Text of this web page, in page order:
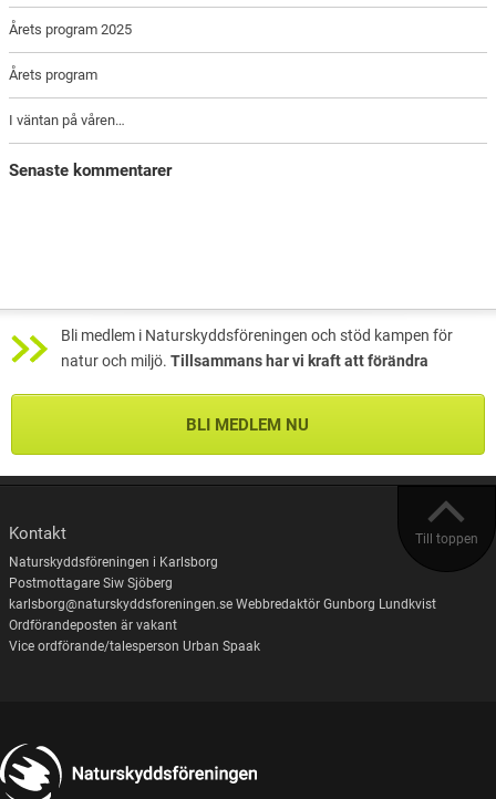
Årets program 2025
Årets program
I väntan på våren…
Senaste kommentarer
Bli medlem i Naturskyddsföreningen och stöd kampen för
natur och miljö. Tillsammans har vi kraft att förändra
BLI MEDLEM NU
Till toppen
Kontakt
Naturskyddsföreningen i Karlsborg
Postmottagare Siw Sjöberg
karlsborg@naturskyddsforeningen.se Webbredaktör Gunborg Lundkvist
Ordförandeposten är vakant
Vice ordförande/talesperson Urban Spaak